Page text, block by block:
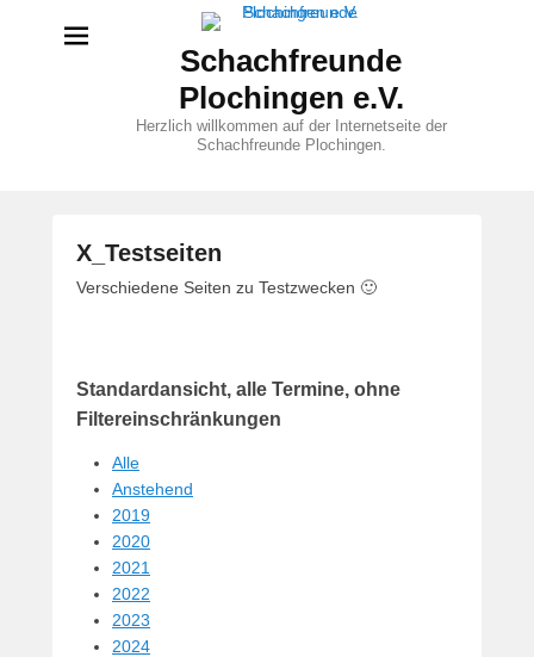
Schachfreunde
Plochingen e.V.
Herzlich willkommen auf der Internetseite der
Schachfreunde Plochingen.
X_Testseiten
V
f
f
Verschiedene Seiten zu Testzwecken 🙂
Standardansicht, alle Termine, ohne
Filtereinschränkungen
Alle
Anstehend
2019
2020
2021
2022
2023
2024